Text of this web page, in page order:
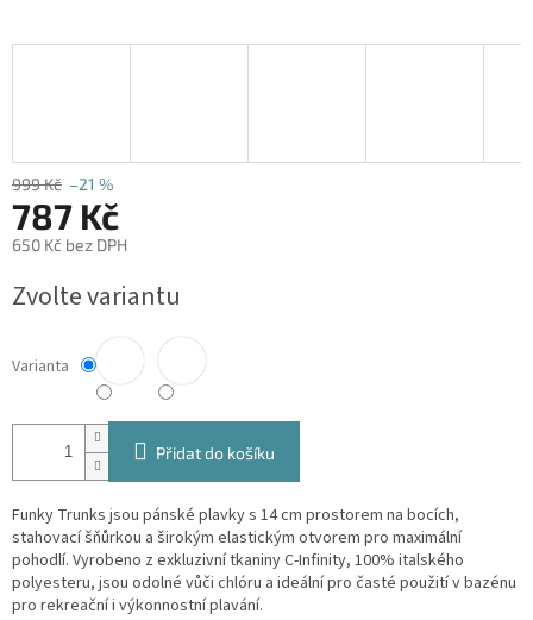
999 Kč –21 %
787 Kč
650 Kč bez DPH
cena:
Zvolte variantu
Varianta
Přidat do košíku
Funky Trunks jsou pánské plavky s 14 cm prostorem na bocích,
stahovací šňůrkou a širokým elastickým otvorem pro maximální
pohodlí. Vyrobeno z exkluzivní tkaniny C-Infinity, 100% italského
polyesteru, jsou odolné vůči chlóru a ideální pro časté použití v bazénu
pro rekreační i výkonnostní plavání.